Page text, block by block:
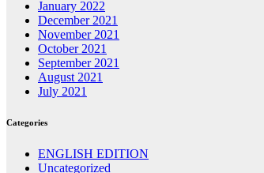
January 2022
December 2021
November 2021
October 2021
September 2021
August 2021
July 2021
Categories
ENGLISH EDITION
Uncategorized